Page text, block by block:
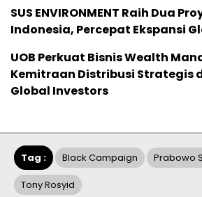
SUS ENVIRONMENT Raih Dua
Indonesia, Percepat Ekspansi
UOB Perkuat Bisnis Wealth
Kemitraan Distribusi Strategis
Global Investors
Tag : Black Campaign Prabowo
Tony Rosyid